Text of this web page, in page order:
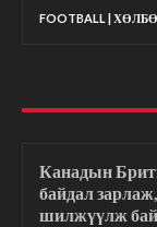
FOOTBALL |
Канадын
байдал
шилжүүлж